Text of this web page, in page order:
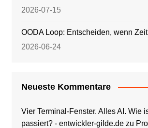
2026-07-15
OODA Loop: Entscheiden, wenn
2026-06-24
Neueste Kommentare
Vier Terminal-Fenster. Alles AI. Wie
passiert? - entwickler-gilde.dezu